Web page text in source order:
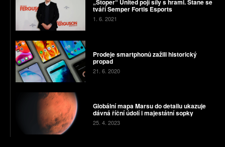
„Stoper“ United pojí síly s hrami. Stane se
tváří Semper Fortis Esports
1. 6. 2021
Prodeje smartphonů zažili historický
propad
21. 6. 2020
Globální mapa Marsu do detailu ukazuje
dávná říční údolí i majestátní sopky
25. 4. 2023